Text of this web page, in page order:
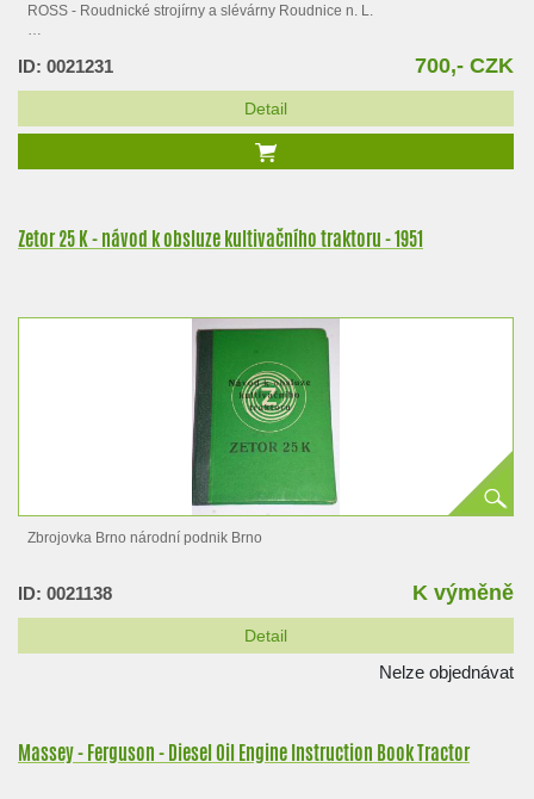
ROSS - Roudnické strojírny a slévárny Roudnice n. L.
ID: 0021231 700,- CZK
Detail
Zetor 25 K - návod k obsluze kultivačního traktoru - 1951
Zbrojovka Brno národní podnik Brno
ID: 0021138 K výměně
Detail
Nelze objednávat
Massey - Ferguson - Diesel Oil Engine Instruction Book Tractor